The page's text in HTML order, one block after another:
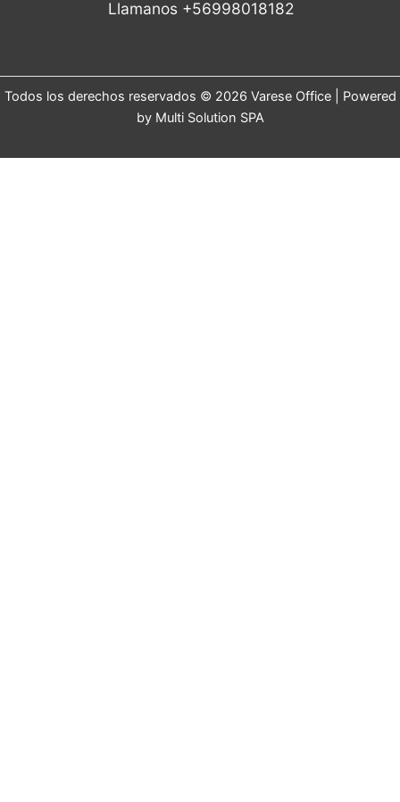
Llamanos +56998018182
Todos los derechos reservados © 2026 Varese Office | Powered
by Multi Solution SPA